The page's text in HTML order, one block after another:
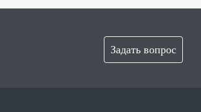
Задать вопрос